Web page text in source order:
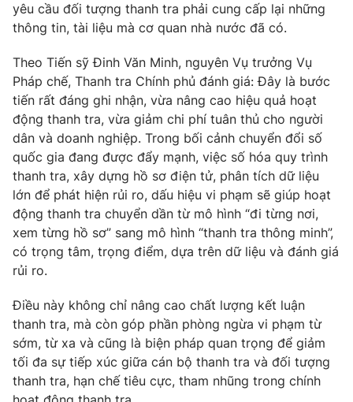
yêu cầu đối tượng thanh tra phải cung cấp lại những
thông tin, tài liệu mà cơ quan nhà nước đã có.
Theo Tiến sỹ Đinh Văn Minh, nguyên Vụ trưởng Vụ
Pháp chế, Thanh tra Chính phủ đánh giá: Đây là bước
tiến rất đáng ghi nhận, vừa nâng cao hiệu quả hoạt
động thanh tra, vừa giảm chi phí tuân thủ cho người
dân và doanh nghiệp. Trong bối cảnh chuyển đổi số
quốc gia đang được đẩy mạnh, việc số hóa quy trình
thanh tra, xây dựng hồ sơ điện tử, phân tích dữ liệu
lớn để phát hiện rủi ro, dấu hiệu vi phạm sẽ giúp hoạt
động thanh tra chuyển dần từ mô hình “đi từng nơi,
xem từng hồ sơ” sang mô hình “thanh tra thông minh”,
có trọng tâm, trọng điểm, dựa trên dữ liệu và đánh giá
rủi ro.
Điều này không chỉ nâng cao chất lượng kết luận
thanh tra, mà còn góp phần phòng ngừa vi phạm từ
sớm, từ xa và cũng là biện pháp quan trọng để giảm
tối đa sự tiếp xúc giữa cán bộ thanh tra và đối tượng
thanh tra, hạn chế tiêu cực, tham nhũng trong chính